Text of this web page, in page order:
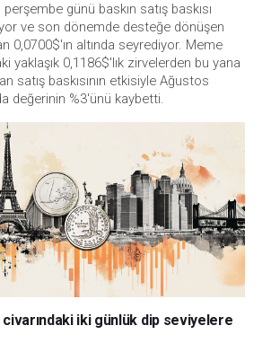
günü baskın satış baskısı
ve son dönemde desteğe dönüşen
0,0700$'ın altında seyrediyor. Meme
yaklaşık 0,1186$'lık zirvelerden bu yana
satış baskısının etkisiyle Ağustos
değerinin %3'ünü kaybetti.
civarındaki iki günlük dip seviyelere